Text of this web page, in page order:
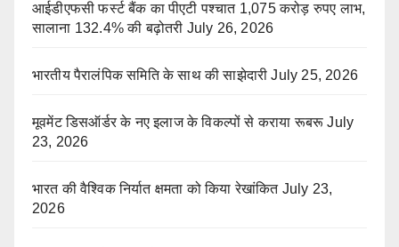
आईडीएफसी फर्स्ट बैंक का पीएटी पश्चात 1,075 करोड़ रुपए लाभ,
सालाना 132.4% की बढ़ोतरी July 26, 2026
भारतीय पैरालंपिक समिति के साथ की साझेदारी July 25, 2026
मूवमेंट डिसऑर्डर के नए इलाज के विकल्पों से कराया रूबरू July
23, 2026
भारत की वैश्विक निर्यात क्षमता को किया रेखांकित July 23,
2026